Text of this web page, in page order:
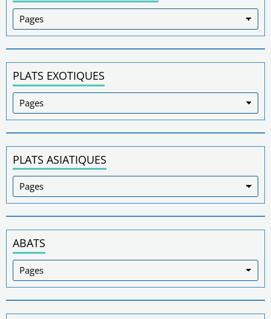
PLATS EXOTIQUES
PLATS ASIATIQUES
ABATS